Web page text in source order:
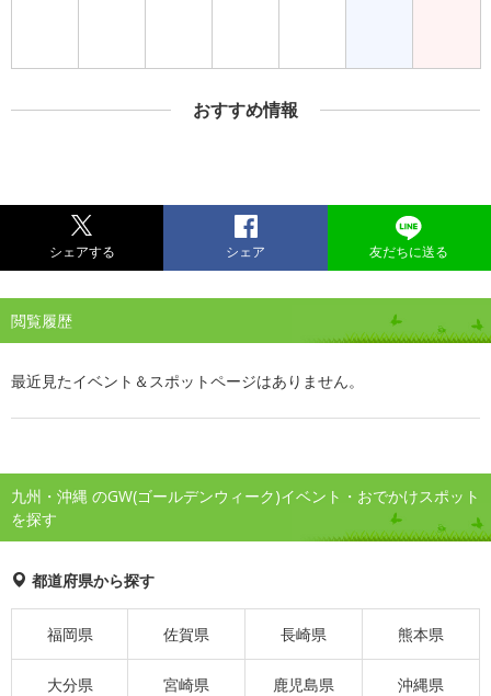
おすすめ情報
シェアする シェア 友だちに送る
閲覧履歴
最近見たイベント＆スポットページはありません。
九州・沖縄 のGW(ゴールデンウィーク)イベント・おでかけスポット
を探す
都道府県から探す
福岡県 佐賀県 長崎県 熊本県
大分県 宮崎県 鹿児島県 沖縄県